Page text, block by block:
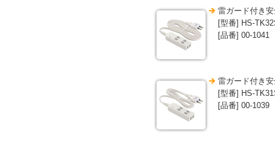
雷ガード付き
[型番] HS-
[品番] 00-1041
雷ガード付き
[型番] HS-
[品番] 00-1039